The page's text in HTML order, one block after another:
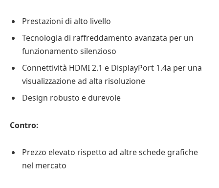
Prestazioni di alto livello
Tecnologia di raffreddamento avanzata per un
funzionamento silenzioso
Connettività HDMI 2.1 e DisplayPort 1.4a per una
visualizzazione ad alta risoluzione
Design robusto e durevole
Contro:
Prezzo elevato rispetto ad altre schede grafiche
nel mercato